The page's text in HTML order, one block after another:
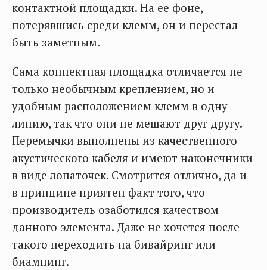
контактной площадки. На ее фоне,
потерявшись среди клемм, он и перестал
быть заметным.
Сама коннектная площадка отличается не
только необычным креплением, но и
удобным расположением клемм в одну
линию, так что они не мешают друг другу.
Перемычки выполнены из качественного
акустического кабеля и имеют наконечники
в виде лопаточек. Смотрится отлично, да и
в принципе приятен факт того, что
производитель озаботился качеством
данного элемента. Даже не хочется после
такого переходить на бивайринг или
биампинг.